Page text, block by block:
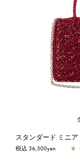
スタンダード ミニ
税込 36,300yen ★